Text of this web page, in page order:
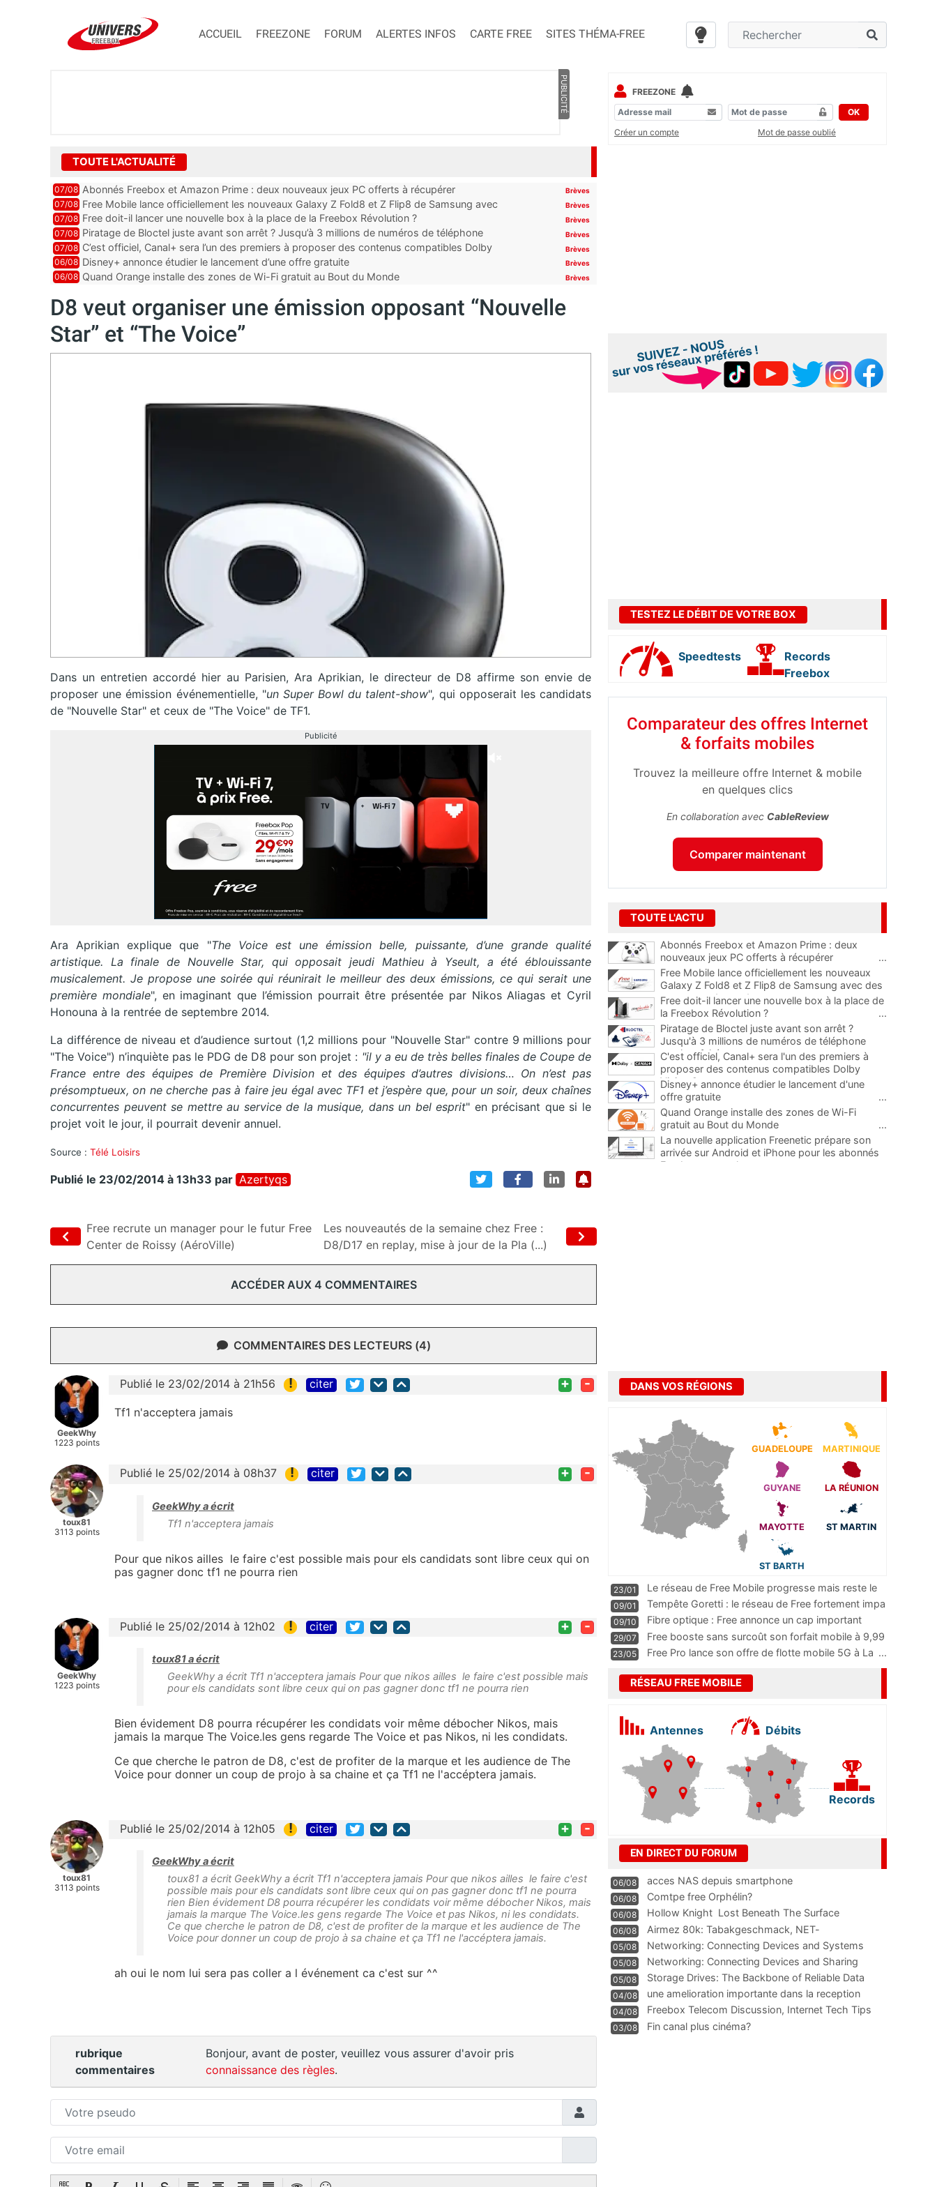
ACCUEIL FREEZONE FORUM ALERTES INFOS CARTE FREE SITES THÉMA-FREE
PUBLICITÉ
TOUTE L'ACTUALITÉ
07/08 Abonnés Freebox et Amazon Prime : deux nouveaux jeux PC offerts à récupérer Brèves
07/08 Free Mobile lance officiellement les nouveaux Galaxy Z Fold8 et Z Flip8 de Samsung avec
des promos et des cadeaux
Brèves
07/08 Free doit-il lancer une nouvelle box à la place de la Freebox Révolution ? Brèves
07/08 Piratage de Bloctel juste avant son arrêt ? Jusqu’à 3 millions de numéros de téléphone
auraient fuité
Brèves
07/08 C’est officiel, Canal+ sera l’un des premiers à proposer des contenus compatibles Dolby
Vision 2
Brèves
06/08 Disney+ annonce étudier le lancement d’une offre gratuite Brèves
06/08 Quand Orange installe des zones de Wi-Fi gratuit au Bout du Monde Brèves
D8 veut organiser une émission opposant “Nouvelle
Star” et “The Voice”
Dans un entretien accordé hier au Parisien, Ara Aprikian, le directeur de D8 affirme son envie de
proposer une émission événementielle, "un Super Bowl du talent-show", qui opposerait les candidats
de "Nouvelle Star" et ceux de "The Voice" de TF1.
Publicité
Ara Aprikian explique que "The Voice est une émission belle, puissante, d’une grande qualité
artistique. La finale de Nouvelle Star, qui opposait jeudi Mathieu à Yseult, a été éblouissante
musicalement. Je propose une soirée qui réunirait le meilleur des deux émissions, ce qui serait une
première mondiale", en imaginant que l’émission pourrait être présentée par Nikos Aliagas et Cyril
Honouna à la rentrée de septembre 2014.
La différence de niveau et d’audience surtout (1,2 millions pour "Nouvelle Star" contre 9 millions pour
"The Voice") n’inquiète pas le PDG de D8 pour son projet : "il y a eu de très belles finales de Coupe de
France entre des équipes de Première Division et des équipes d’autres divisions… On n’est pas
présomptueux, on ne cherche pas à faire jeu égal avec TF1 et j’espère que, pour un soir, deux chaînes
concurrentes peuvent se mettre au service de la musique, dans un bel esprit" en précisant que si le
projet voit le jour, il pourrait devenir annuel.
Source : Télé Loisirs
Publié le 23/02/2014 à 13h33 par Azertyqs
Free recrute un manager pour le futur Free
Center de Roissy (AéroVille)
Les nouveautés de la semaine chez Free :
D8/D17 en replay, mise à jour de la Pla (...)
ACCÉDER AUX 4 COMMENTAIRES
COMMENTAIRES DES LECTEURS (4)
GeekWhy
1223 points
Publié le 23/02/2014 à 21h56 ! citer + -
Tf1 n'acceptera jamais
toux81
3113 points
Publié le 25/02/2014 à 08h37 ! citer + -
GeekWhy a écrit
Tf1 n'acceptera jamais
Pour que nikos ailles le faire c'est possible mais pour els candidats sont libre ceux qui on
pas gagner donc tf1 ne pourra rien
GeekWhy
1223 points
Publié le 25/02/2014 à 12h02 ! citer + -
toux81 a écrit
GeekWhy a écrit Tf1 n'acceptera jamais Pour que nikos ailles le faire c'est possible mais
pour els candidats sont libre ceux qui on pas gagner donc tf1 ne pourra rien
Bien évidement D8 pourra récupérer les condidats voir même débocher Nikos, mais
jamais la marque The Voice.les gens regarde The Voice et pas Nikos, ni les condidats.
Ce que cherche le patron de D8, c'est de profiter de la marque et les audience de The
Voice pour donner un coup de projo à sa chaine et ça Tf1 ne l'accéptera jamais.
toux81
3113 points
Publié le 25/02/2014 à 12h05 ! citer + -
GeekWhy a écrit
toux81 a écrit GeekWhy a écrit Tf1 n'acceptera jamais Pour que nikos ailles le faire c'est
possible mais pour els candidats sont libre ceux qui on pas gagner donc tf1 ne pourra
rien Bien évidement D8 pourra récupérer les condidats voir même débocher Nikos, mais
jamais la marque The Voice.les gens regarde The Voice et pas Nikos, ni les condidats.
Ce que cherche le patron de D8, c'est de profiter de la marque et les audience de The
Voice pour donner un coup de projo à sa chaine et ça Tf1 ne l'accéptera jamais.
ah oui le nom lui sera pas coller a l événement ca c'est sur ^^
rubrique
commentaires
Bonjour, avant de poster, veuillez vous assurer d'avoir pris
connaissance des règles.
FREEZONE
OK
Créer un compte
Mot de passe oublié
TESTEZ LE DÉBIT DE VOTRE BOX
Speedtests
Records
Freebox
Comparateur des offres Internet
& forfaits mobiles
Trouvez la meilleure offre Internet & mobile
en quelques clics
En collaboration avec CableReview
Comparer maintenant
TOUTE L'ACTU
Abonnés Freebox et Amazon Prime : deux
nouveaux jeux PC offerts à récupérer
...
Free Mobile lance officiellement les nouveaux
Galaxy Z Fold8 et Z Flip8 de Samsung avec des
promos et des cadeaux
...
Free doit-il lancer une nouvelle box à la place de
la Freebox Révolution ?
...
Piratage de Bloctel juste avant son arrêt ?
Jusqu'à 3 millions de numéros de téléphone
auraient fuité
C'est officiel, Canal+ sera l'un des premiers à
proposer des contenus compatibles Dolby
Vision 2
Disney+ annonce étudier le lancement d'une
offre gratuite
...
Quand Orange installe des zones de Wi-Fi
gratuit au Bout du Monde
...
La nouvelle application Freenetic prépare son
arrivée sur Android et iPhone pour les abonnés
Freebox, testez la
DANS VOS RÉGIONS
GUADELOUPE MARTINIQUE
GUYANE LA RÉUNION
MAYOTTE ST MARTIN
ST BARTH
23/01
Le réseau de Free Mobile progresse mais reste le
m
...
09/01
Tempête Goretti : le réseau de Free fortement impa
09/10
Fibre optique : Free annonce un cap important
pass
...
29/07
Free booste sans surcoût son forfait mobile à 9,99
23/05 Free Pro lance son offre de flotte mobile 5G à La ...
RÉSEAU FREE MOBILE
Antennes Débits
Records
EN DIRECT DU FORUM
06/08 acces NAS depuis smartphone
06/08 Comtpe free Orphélin?
06/08 Hollow Knight  Lost Beneath The Surface
06/08
Airmez 80k: Tabakgeschmack, NET-
Technologie und Leistung im
05/08 Networking: Connecting Devices and Systems
05/08
Networking: Connecting Devices and Sharing
Information
05/08
Storage Drives: The Backbone of Reliable Data
Management
04/08
une amelioration importante dans la reception
WIFI
04/08
Freebox Telecom Discussion, Internet Tech Tips
Communi
03/08 Fin canal plus cinéma?